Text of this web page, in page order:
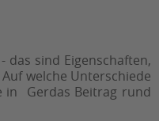
das sind Eigenschaften,
welche Unterschiede
in Gerdas Beitrag rund